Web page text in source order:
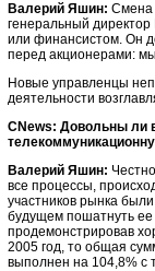
Валерий Яшин: Смена
генеральный
или финансистом. Он
перед акционерами:
Новые управленцы
деятельности
CNews: Довольны ли
Валерий Яшин:
все процессы,
участников рынка
будущем пошатнуть
продемонстрировав
2005 год, то общая
выполнен на 104,8% с